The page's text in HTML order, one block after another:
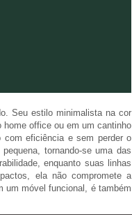
Seu estilo minimalista na cor
home office ou em um cantinho
com eficiência e sem perder o
tornando-se uma das
enquanto suas linhas
ela não compromete a
um móvel funcional, é também